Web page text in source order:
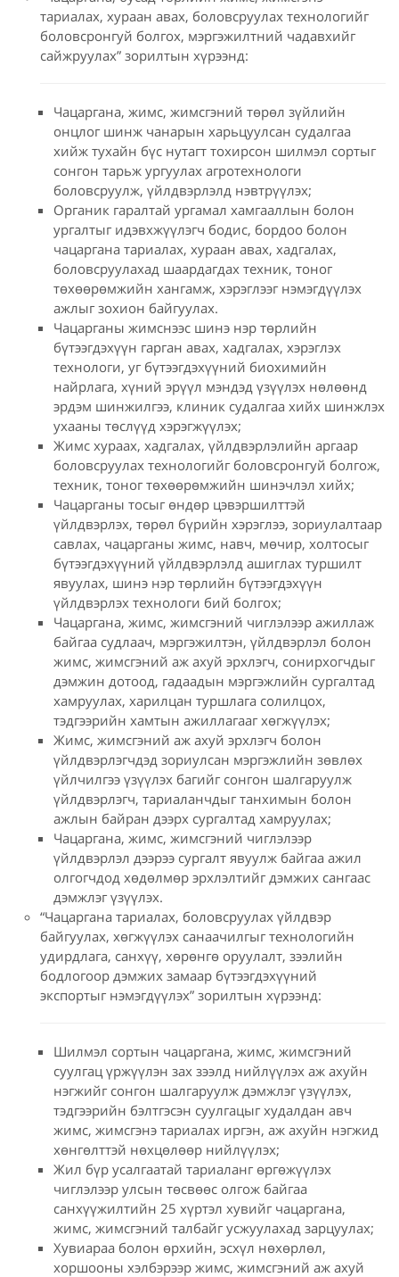
тариалах, хураан авах, боловсруулах технологийг
боловсронгуй болгох, мэргэжилтний чадавхийг
сайжруулах” зорилтын хүрээнд:
Чацаргана, жимс, жимсгэний төрөл зүйлийн
онцлог шинж чанарын харьцуулсан судалгаа
хийж тухайн бүс нутагт тохирсон шилмэл сортыг
сонгон тарьж ургуулах агротехнологи
боловсруулж, үйлдвэрлэлд нэвтрүүлэх;
Органик гаралтай ургамал хамгааллын болон
ургалтыг идэвхжүүлэгч бодис, бордоо болон
чацаргана тариалах, хураан авах, хадгалах,
боловсруулахад шаардагдах техник, тоног
төхөөрөмжийн хангамж, хэрэглээг нэмэгдүүлэх
ажлыг зохион байгуулах.
Чацарганы жимснээс шинэ нэр төрлийн
бүтээгдэхүүн гарган авах, хадгалах, хэрэглэх
технологи, уг бүтээгдэхүүний биохимийн
найрлага, хүний эрүүл мэндэд үзүүлэх нөлөөнд
эрдэм шинжилгээ, клиник судалгаа хийх шинжлэх
ухааны төслүүд хэрэгжүүлэх;
Жимс хураах, хадгалах, үйлдвэрлэлийн аргаар
боловсруулах технологийг боловсронгуй болгож,
техник, тоног төхөөрөмжийн шинэчлэл хийх;
Чацарганы тосыг өндөр цэвэршилттэй
үйлдвэрлэх, төрөл бүрийн хэрэглээ, зориулалтаар
савлах, чацарганы жимс, навч, мөчир, холтосыг
бүтээгдэхүүний үйлдвэрлэлд ашиглах туршилт
явуулах, шинэ нэр төрлийн бүтээгдэхүүн
үйлдвэрлэх технологи бий болгох;
Чацаргана, жимс, жимсгэний чиглэлээр ажиллаж
байгаа судлаач, мэргэжилтэн, үйлдвэрлэл болон
жимс, жимсгэний аж ахуй эрхлэгч, сонирхогчдыг
дэмжин дотоод, гадаадын мэргэжлийн сургалтад
хамруулах, харилцан туршлага солилцох,
тэдгээрийн хамтын ажиллагааг хөгжүүлэх;
Жимс, жимсгэний аж ахуй эрхлэгч болон
үйлдвэрлэгчдэд зориулсан мэргэжлийн зөвлөх
үйлчилгээ үзүүлэх багийг сонгон шалгаруулж
үйлдвэрлэгч, тариаланчдыг танхимын болон
ажлын байран дээрх сургалтад хамруулах;
Чацаргана, жимс, жимсгэний чиглэлээр
үйлдвэрлэл дээрээ сургалт явуулж байгаа ажил
олгогчдод хөдөлмөр эрхлэлтийг дэмжих сангаас
дэмжлэг үзүүлэх.
“Чацаргана тариалах, боловсруулах үйлдвэр
байгуулах, хөгжүүлэх санаачилгыг технологийн
удирдлага, санхүү, хөрөнгө оруулалт, зээлийн
бодлогоор дэмжих замаар бүтээгдэхүүний
экспортыг нэмэгдүүлэх” зорилтын хүрээнд:
Шилмэл сортын чацаргана, жимс, жимсгэний
суулгац үржүүлэн зах зээлд нийлүүлэх аж ахуйн
нэгжийг сонгон шалгаруулж дэмжлэг үзүүлэх,
тэдгээрийн бэлтгэсэн суулгацыг худалдан авч
жимс, жимсгэнэ тариалах иргэн, аж ахуйн нэгжид
хөнгөлттэй нөхцөлөөр нийлүүлэх;
Жил бүр усалгаатай тариаланг өргөжүүлэх
чиглэлээр улсын төсвөөс олгож байгаа
санхүүжилтийн 25 хүртэл хувийг чацаргана,
жимс, жимсгэний талбайг усжуулахад зарцуулах;
Хувиараа болон өрхийн, эсхүл нөхөрлөл,
хоршооны хэлбэрээр жимс, жимсгэний аж ахуй